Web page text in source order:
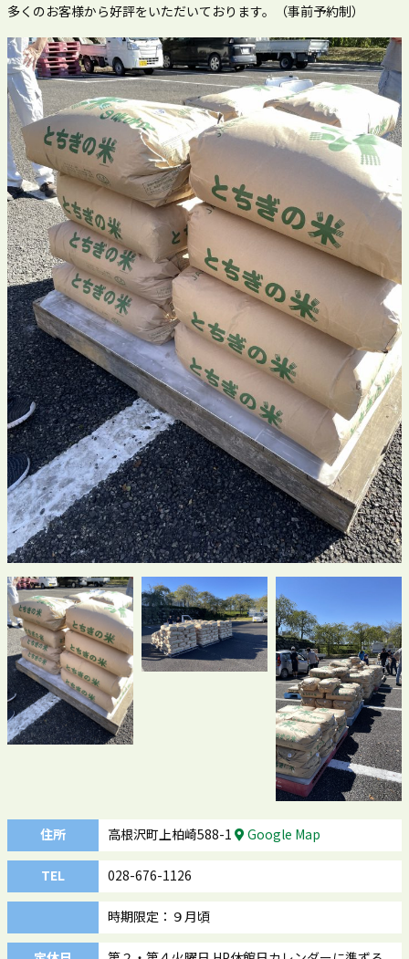
多くのお客様から好評をいただいております。（事前予約制）
住所 高根沢町上柏崎588-1 Google Map
TEL 028-676-1126
時期限定：９月頃